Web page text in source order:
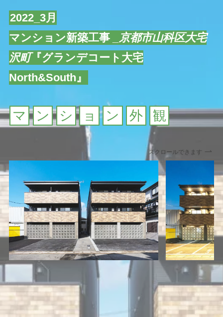
2022_3月
マンション新築工事_京都市山科区大宅
沢町『グランデコート大宅
North&South』
マ ン シ ョ ン 外 観
スクロールできます